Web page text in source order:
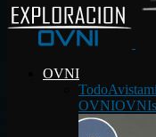
OVNI
Todo
OVNIOVNIs